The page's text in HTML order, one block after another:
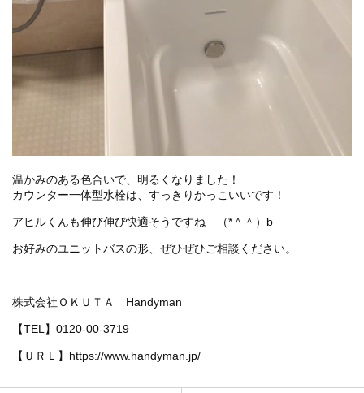
温かみのある色合いで、明るくなりました！
カウンター一体型水栓は、すっきりかっこいいです！
アヒルくんも伸び伸び快適そうですね （*＾＾）b
お好みのユニットバスの形、ぜひぜひご相談ください。
株式会社ＯＫＵＴＡ Handyman
【TEL】0120-00-3719
【ＵＲＬ】https://www.handyman.jp/